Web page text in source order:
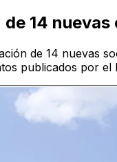
14
de 14 nuevas
publicados por